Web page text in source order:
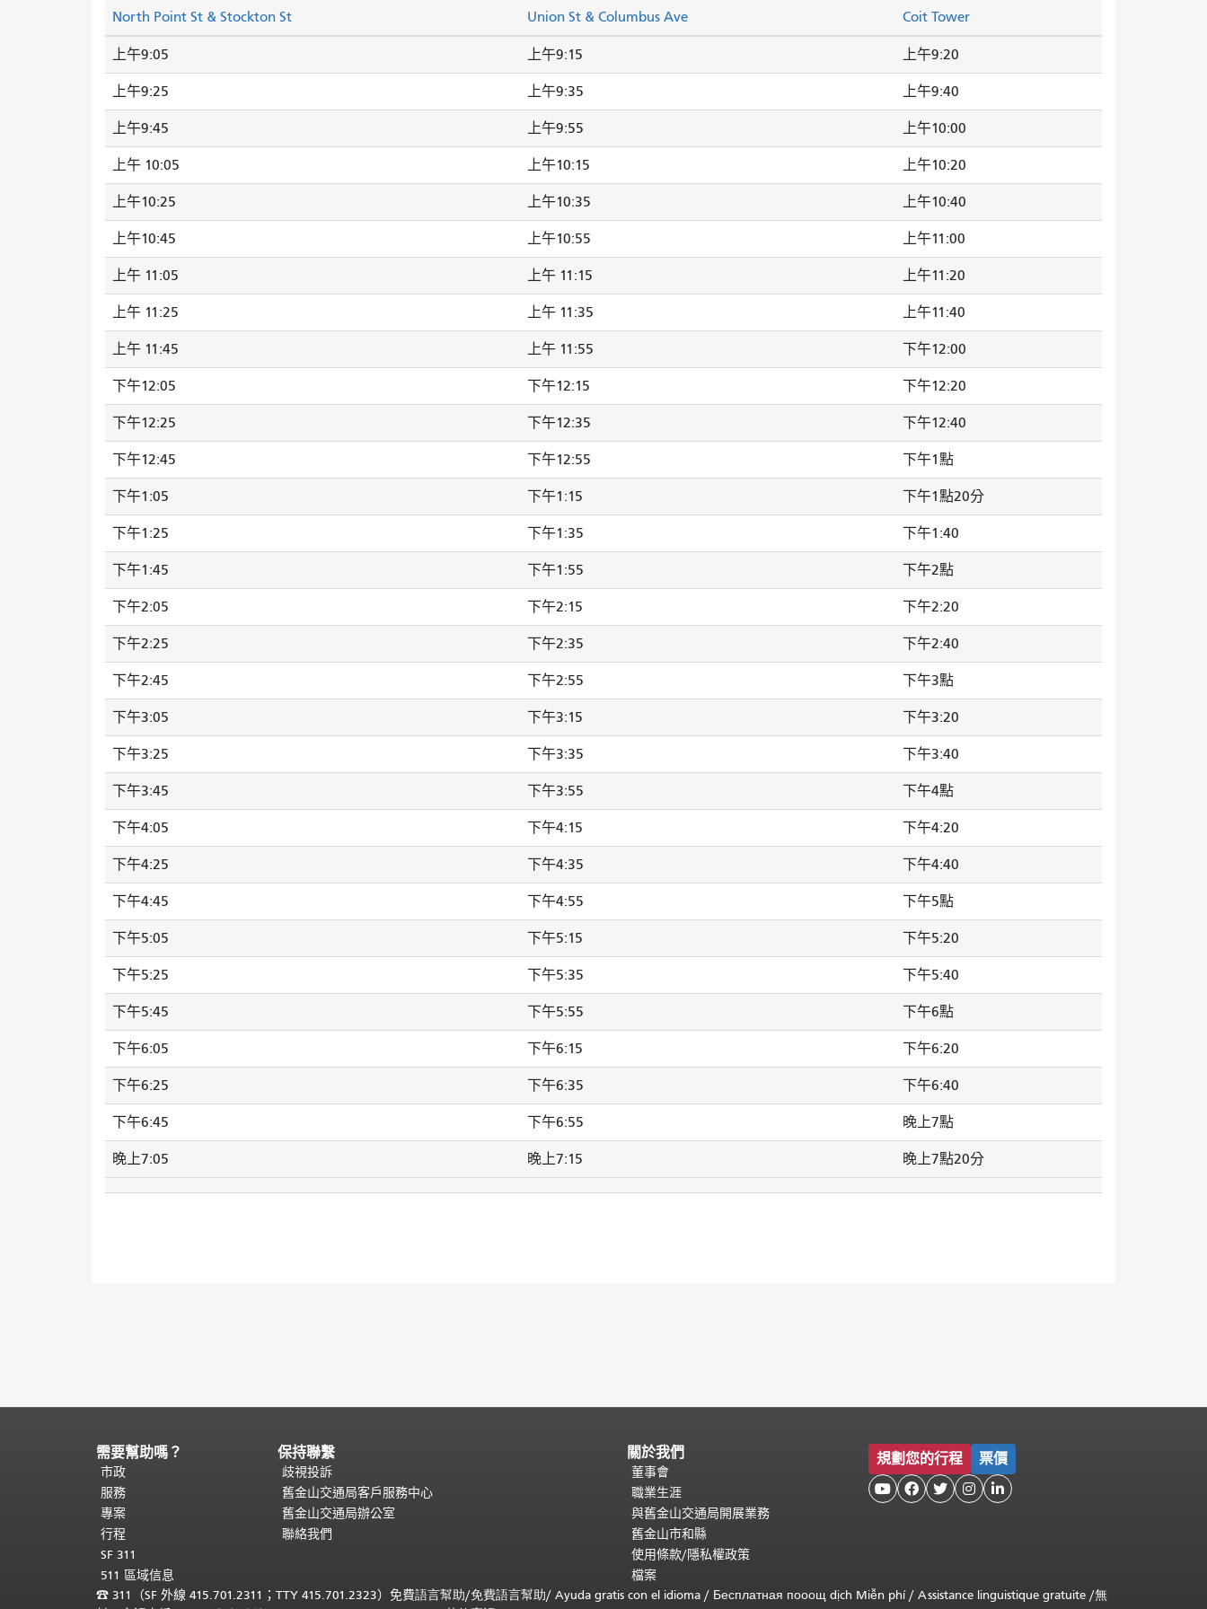
North Point St & Stockton St Union St & Columbus Ave Coit Tower
上午9:05 上午9:15 上午9:20
上午9:25 上午9:35 上午9:40
上午9:45 上午9:55 上午10:00
上午 10:05 上午10:15 上午10:20
上午10:25 上午10:35 上午10:40
上午10:45 上午10:55 上午11:00
上午 11:05 上午 11:15 上午11:20
上午 11:25 上午 11:35 上午11:40
上午 11:45 上午 11:55 下午12:00
下午12:05 下午12:15 下午12:20
下午12:25 下午12:35 下午12:40
下午12:45 下午12:55 下午1點
下午1:05 下午1:15 下午1點20分
下午1:25 下午1:35 下午1:40
下午1:45 下午1:55 下午2點
下午2:05 下午2:15 下午2:20
下午2:25 下午2:35 下午2:40
下午2:45 下午2:55 下午3點
下午3:05 下午3:15 下午3:20
下午3:25 下午3:35 下午3:40
下午3:45 下午3:55 下午4點
下午4:05 下午4:15 下午4:20
下午4:25 下午4:35 下午4:40
下午4:45 下午4:55 下午5點
下午5:05 下午5:15 下午5:20
下午5:25 下午5:35 下午5:40
下午5:45 下午5:55 下午6點
下午6:05 下午6:15 下午6:20
下午6:25 下午6:35 下午6:40
下午6:45 下午6:55 晚上7點
晚上7:05 晚上7:15 晚上7點20分
頁
面
內
容
結
束。本
餘
需要幫助嗎？
市政
服務
專案
行程
SF 311
511 區域信息
保持聯繫
歧視投訴
舊金山交通局客戶服務中心
舊金山交通局辦公室
聯絡我們
關於我們
董事會
職業生涯
與舊金山交通局開展業務
舊金山市和縣
使用條款/隱私權政策
檔案
規劃您的行程 票價
    
☎ 311（SF 外線 415.701.2311；TTY 415.701.2323）免費語言幫助/免費語言幫助/ Ayuda gratis con el idioma / Бесплатная пооощ dịch Miễn phí/ Assistance linguistique gratuite /無